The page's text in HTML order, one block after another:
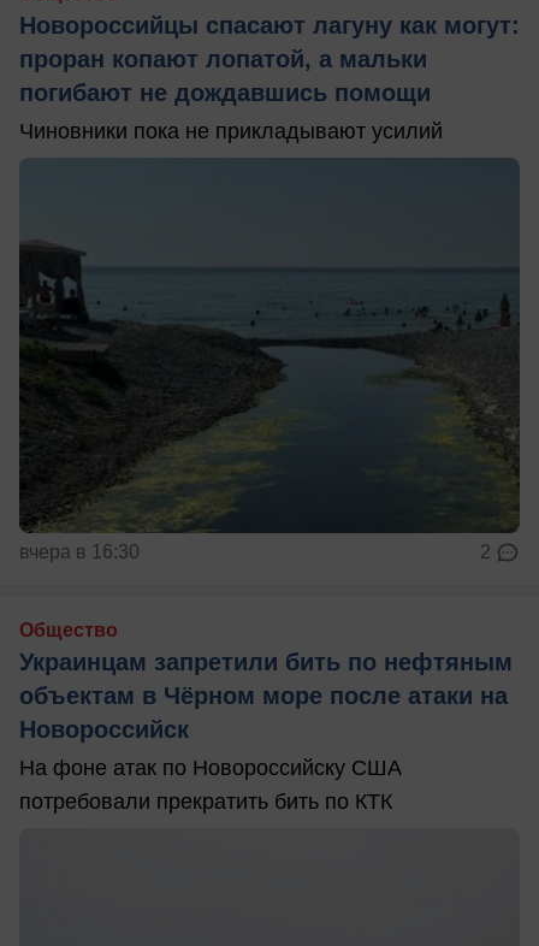
Новороссийцы спасают лагуну как могут:
проран копают лопатой, а мальки
погибают не дождавшись помощи
Чиновники пока не прикладывают усилий
вчера в 16:30 2
Общество
Украинцам запретили бить по нефтяным
объектам в Чёрном море после атаки на
Новороссийск
На фоне атак по Новороссийску США
потребовали прекратить бить по КТК